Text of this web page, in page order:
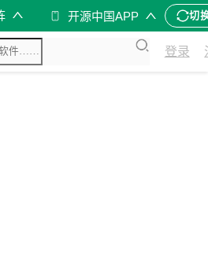
开源中国APP 切
登录